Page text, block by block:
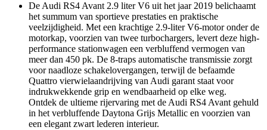
De Audi RS4 Avant 2.9 liter V6 uit het jaar 2019 belichaamt
het summum van sportieve prestaties en praktische
veelzijdigheid. Met een krachtige 2.9-liter V6-motor onder de
motorkap, voorzien van twee turbochargers, levert deze high-
performance stationwagen een verbluffend vermogen van
meer dan 450 pk. De 8-traps automatische transmissie zorgt
voor naadloze schakelovergangen, terwijl de befaamde
Quattro vierwielaandrijving van Audi garant staat voor
indrukwekkende grip en wendbaarheid op elke weg.
Ontdek de ultieme rijervaring met de Audi RS4 Avant gehuld
in het verbluffende Daytona Grijs Metallic en voorzien van
een elegant zwart lederen interieur.